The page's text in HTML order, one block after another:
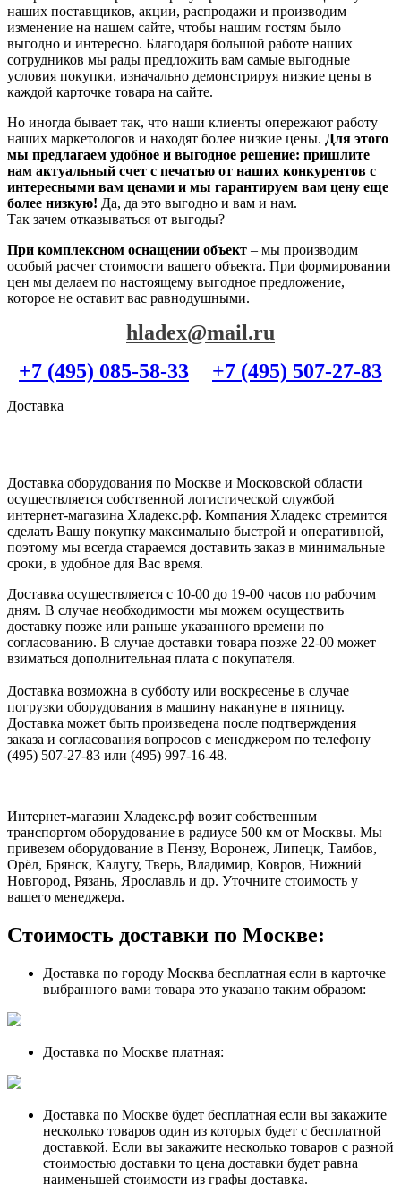
наших поставщиков, акции, распродажи и производим
изменение на нашем сайте, чтобы нашим гостям было
выгодно и интересно. Благодаря большой работе наших
сотрудников мы рады предложить вам самые выгодные
условия покупки, изначально демонстрируя низкие цены в
каждой карточке товара на сайте.
Но иногда бывает так, что наши клиенты опережают работу
наших маркетологов и находят более низкие цены. Для этого
мы предлагаем удобное и выгодное решение: пришлите
нам актуальный счет с печатью от наших конкурентов с
интересными вам ценами и мы гарантируем вам цену еще
более низкую! Да, да это выгодно и вам и нам.
Так зачем отказываться от выгоды?
При комплексном оснащении объект – мы производим
особый расчет стоимости вашего объекта. При формировании
цен мы делаем по настоящему выгодное предложение,
которое не оставит вас равнодушными.
hladex@mail.ru
+7 (495) 085-58-33
+7 (495) 507-27-83
Доставка
Доставка оборудования по Москве и Московской области
осуществляется собственной логистической службой
интернет-магазина Хладекс.рф. Компания Хладекс стремится
сделать Вашу покупку максимально быстрой и оперативной,
поэтому мы всегда стараемся доставить заказ в минимальные
сроки, в удобное для Вас время.
Доставка осуществляется с 10-00 до 19-00 часов по рабочим
дням. В случае необходимости мы можем осуществить
доставку позже или раньше указанного времени по
согласованию. В случае доставки товара позже 22-00 может
взиматься дополнительная плата с покупателя.
Доставка возможна в субботу или воскресенье в случае
погрузки оборудования в машину накануне в пятницу.
Доставка может быть произведена после подтверждения
заказа и согласования вопросов с менеджером по телефону
(495) 507-27-83 или (495) 997-16-48.
Интернет-магазин Хладекс.рф возит собственным
транспортом оборудование в радиусе 500 км от Москвы. Мы
привезем оборудование в Пензу, Воронеж, Липецк, Тамбов,
Орёл, Брянск, Калугу, Тверь, Владимир, Ковров, Нижний
Новгород, Рязань, Ярославль и др. Уточните стоимость у
вашего менеджера.
Стоимость доставки по Москве:
Доставка по городу Москва бесплатная если в карточке
выбранного вами товара это указано таким образом:
Доставка по Москве платная:
Доставка по Москве будет бесплатная если вы закажите
несколько товаров один из которых будет с бесплатной
доставкой. Если вы закажите несколько товаров с разной
стоимостью доставки то цена доставки будет равна
наименьшей стоимости из графы доставка.